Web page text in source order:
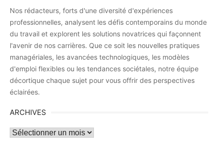
Nos rédacteurs, forts d'une diversité d'expériences
professionnelles, analysent les défis contemporains du monde
du travail et explorent les solutions novatrices qui façonnent
l'avenir de nos carrières. Que ce soit les nouvelles pratiques
managériales, les avancées technologiques, les modèles
d'emploi flexibles ou les tendances sociétales, notre équipe
décortique chaque sujet pour vous offrir des perspectives
éclairées.
ARCHIVES
Archives